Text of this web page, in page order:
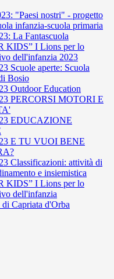
"Paesi nostri" - progetto
infanzia-scuola primaria
La Fantascuola
KIDS” I Lions per lo
dell'infanzia 2023
Scuole aperte: Scuola
Bosio
Outdoor Education
PERCORSI MOTORI E
EDUCAZIONE
E TU VUOI BENE
Classificazioni: attività di
e insiemistica
KIDS” I Lions per lo
dell'infanzia
Capriata d'Orba